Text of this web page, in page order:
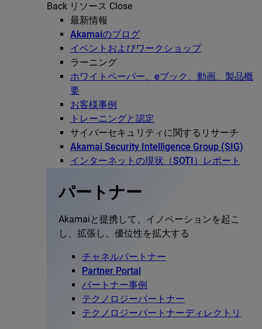
Back リソース Close
最新情報
Akamaiのブログ
イベントおよびワークショップ
ラーニング
ホワイトペーパー、eブック、動画、製品概
要
お客様事例
トレーニングと認定
サイバーセキュリティに関するリサーチ
Akamai Security Intelligence Group (SIG)
インターネットの現状（SOTI）レポート
パートナー
Akamaiと提携して、イノベーションを起こ
し、拡張し、優位性を拡大する
チャネルパートナー
Partner Portal
パートナー事例
テクノロジーパートナー
テクノロジーパートナーディレクトリ